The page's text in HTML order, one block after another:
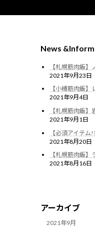
News
【札幌筋肉飯
2021年9月23日
【小樽筋肉飯
2021年9月4日
【札幌筋肉飯
2021年9月1日
【必須アイテ
2021年8月20日
【札幌筋肉飯
2021年8月16日
アーカイブ
2021年9月